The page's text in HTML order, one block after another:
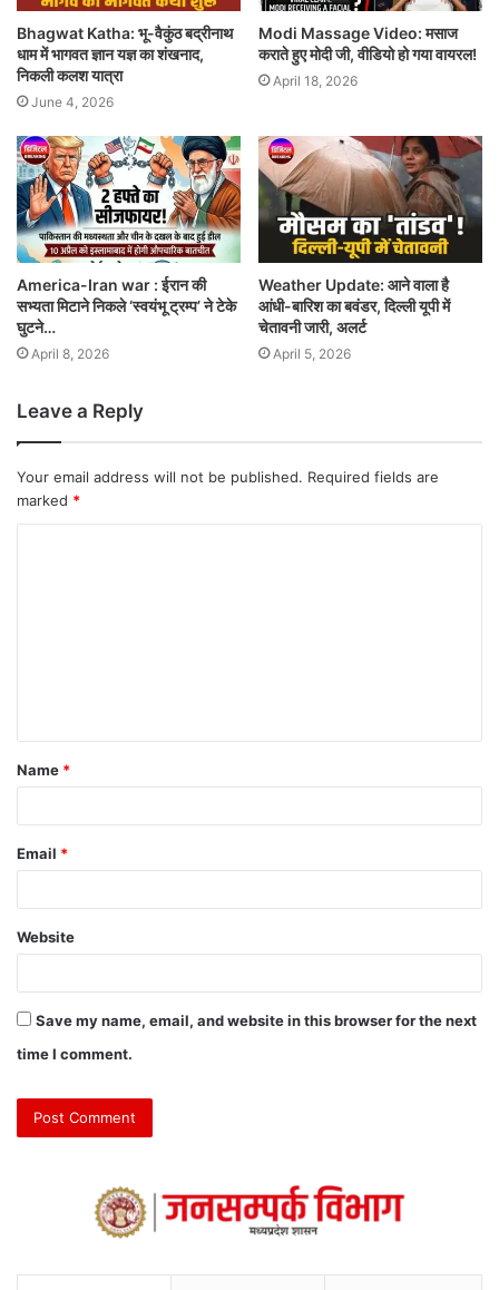
Bhagwat Katha: भू-वैकुंठ बद्रीनाथ
धाम में भागवत ज्ञान यज्ञ का शंखनाद,
निकली कलश यात्रा
June 4, 2026
Modi Massage Video: मसाज
कराते हुए मोदी जी, वीडियो हो गया वायरल!
April 18, 2026
America-Iran war : ईरान की
सभ्यता मिटाने निकले ‘स्वयंभू ट्रम्प’ ने टेके
घुटने…
April 8, 2026
Weather Update: आने वाला है
आंधी-बारिश का बवंडर, दिल्ली यूपी में
चेतावनी जारी, अलर्ट
April 5, 2026
Leave a Reply
Your email address will not be published. Required fields are
marked *
Name *
Email *
Website
Save my name, email, and website in this browser for the next
time I comment.